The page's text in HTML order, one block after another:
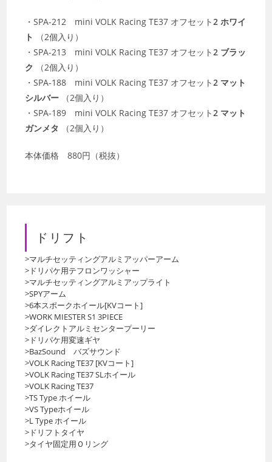
・SPA-212 mini VOLK Racing TE37 オフセット2 ホワイ
ト
（2個入り）
・SPA-213 mini VOLK Racing TE37 オフセット2 ブラッ
ク
（2個入り）
・SPA-188 mini VOLK Racing TE37 オフセット2 マット
シルバー （2個入り）
・SPA-189 mini VOLK Racing TE37 オフセット2 マット
ガンメタ
（2個入り）
本体価格 880円（税抜）
ドリフト
>マルチセッティングアルミアッパーアーム
>ドリパケ用テフロンワッシャー
>マルチセッティングアルミアップライト
>SPYアーム
>6本スポークホイール[KVコート]
>WORK MIESTER S1 3PIECE
>ダイレクトアルミセンタープーリー
>ドリパケ用変速ギヤ
>BazSound バズサウンド
>VOLK Racing TE37 [KVコート]
>VOLK Racing TE37 SLホイール
>VOLK Racing TE37
>TS Type ホイール
>VS Typeホイール
>L Type ホイール
>ドリフトタイヤ
>タイヤ固定用Ｏリング